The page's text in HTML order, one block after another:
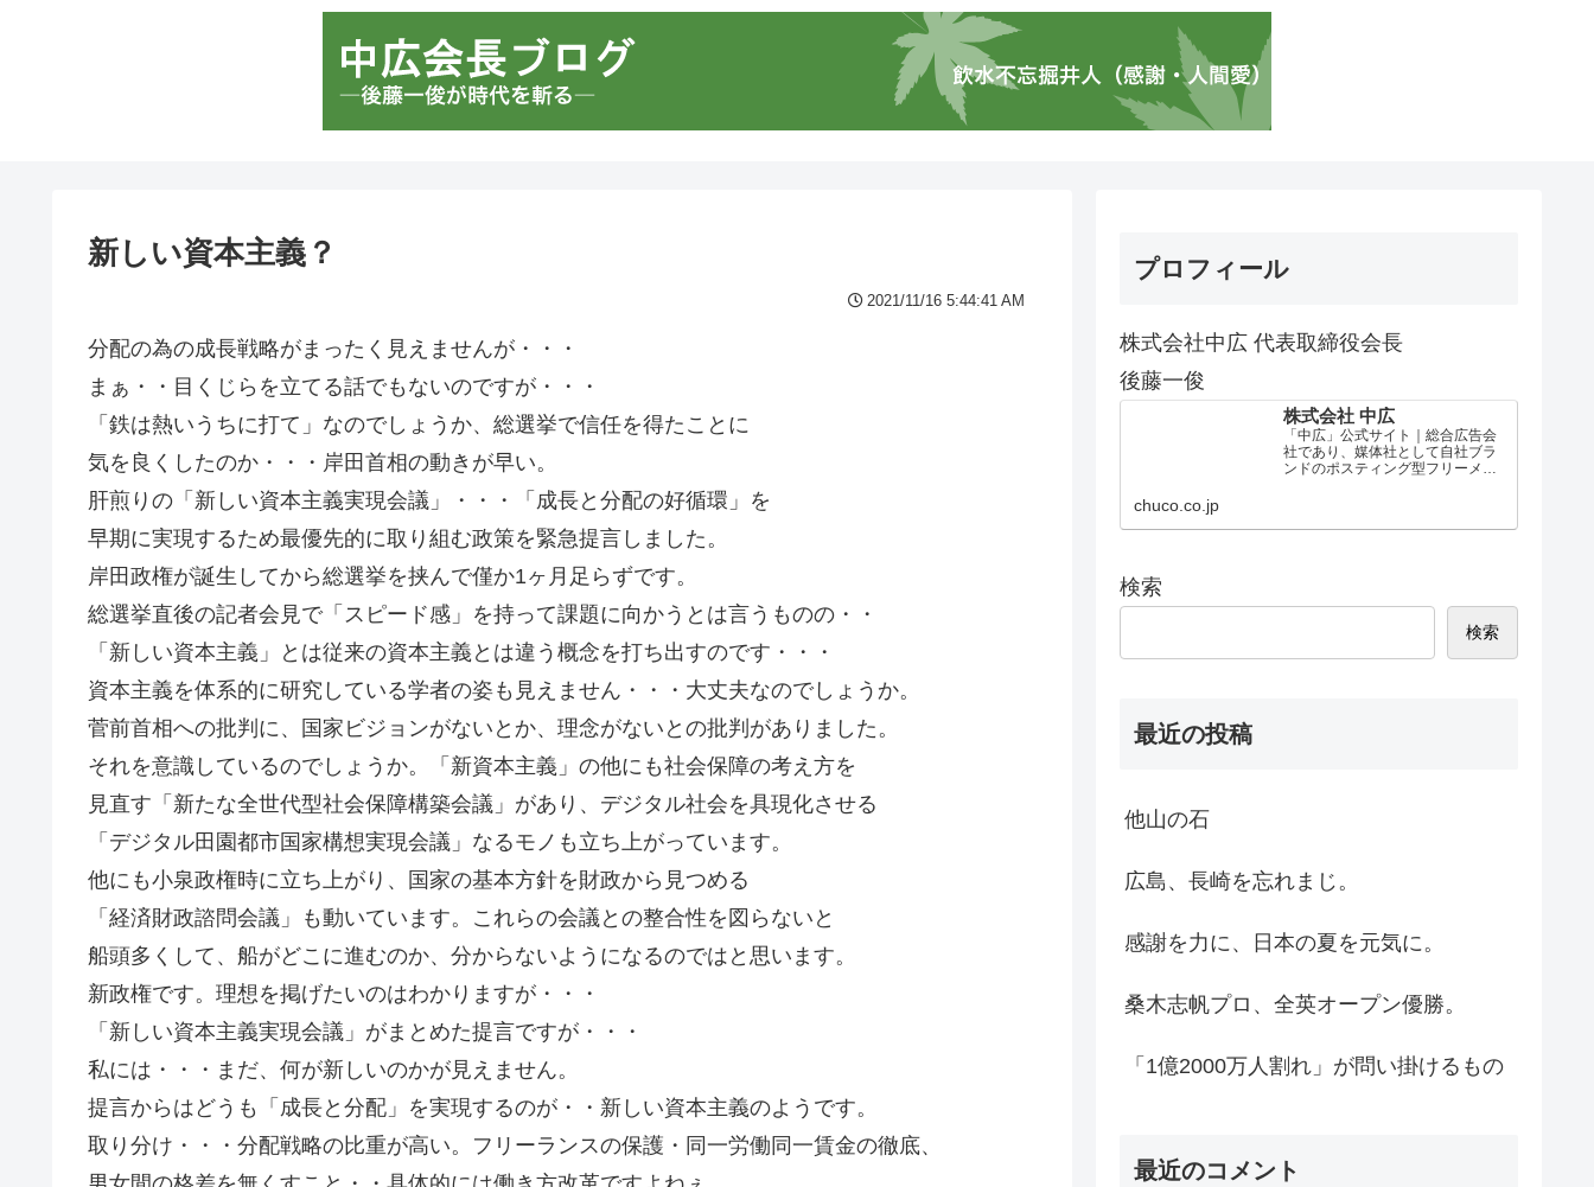
新しい資本主義？
2021/11/16 5:44:41 AM
分配の為の成長戦略がまったく見えませんが・・・
まぁ・・目くじらを立てる話でもないのですが・・・
「鉄は熱いうちに打て」なのでしょうか、総選挙で信任を得たことに
気を良くしたのか・・・岸田首相の動きが早い。
肝煎りの「新しい資本主義実現会議」・・・「成長と分配の好循環」を
早期に実現するため最優先的に取り組む政策を緊急提言しました。
岸田政権が誕生してから総選挙を挟んで僅か1ヶ月足らずです。
総選挙直後の記者会見で「スピード感」を持って課題に向かうとは言うものの・・
「新しい資本主義」とは従来の資本主義とは違う概念を打ち出すのです・・・
資本主義を体系的に研究している学者の姿も見えません・・・大丈夫なのでしょうか。
菅前首相への批判に、国家ビジョンがないとか、理念がないとの批判がありました。
それを意識しているのでしょうか。「新資本主義」の他にも社会保障の考え方を
見直す「新たな全世代型社会保障構築会議」があり、デジタル社会を具現化させる
「デジタル田園都市国家構想実現会議」なるモノも立ち上がっています。
他にも小泉政権時に立ち上がり、国家の基本方針を財政から見つめる
「経済財政諮問会議」も動いています。これらの会議との整合性を図らないと
船頭多くして、船がどこに進むのか、分からないようになるのではと思います。
新政権です。理想を掲げたいのはわかりますが・・・
「新しい資本主義実現会議」がまとめた提言ですが・・・
私には・・・まだ、何が新しいのかが見えません。
提言からはどうも「成長と分配」を実現するのが・・新しい資本主義のようです。
取り分け・・・分配戦略の比重が高い。フリーランスの保護・同一労働同一賃金の徹底、
プロフィール
株式会社中広 代表取締役会長
後藤一俊
株式会社 中広
「中広」公式サイト｜総合広告会
社であり、媒体社として自社ブラ
ンドのポスティング型フリーメデ
chuco.co.jp
検索
検索
最近の投稿
他山の石
広島、長崎を忘れまじ。
感謝を力に、日本の夏を元気に。
桑木志帆プロ、全英オープン優勝。
「1億2000万人割れ」が問い掛けるもの
最近のコメント